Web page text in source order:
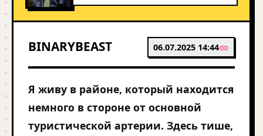
BINARYBEAST 06.07.2025 14:44
Я живу в районе, который находится
немного в стороне от основной
туристической артерии. Здесь тише,